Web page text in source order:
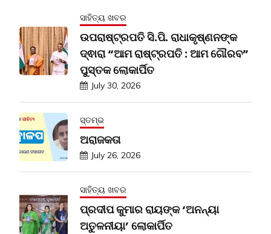
ସାହିତ୍ୟ ଖବର
ଉପରାଷ୍ଟ୍ରପତି ସି.ପି. ରାଧାକୃଷ୍ଣନଙ୍କ
ଦ୍ଵାରା “ଆମ ରାଷ୍ଟ୍ରପତି : ଆମ ଗୌରବ”
ପୁସ୍ତକ ଲୋକାର୍ପିତ
July 30, 2026
ସ୍ତମ୍ଭ
ଅରାଜକତା
July 26, 2026
ସାହିତ୍ୟ ଖବର
ପ୍ରଦୀପ କୁମାର ରାୟଙ୍କ ‘ଅନନ୍ୟା
ଅତୁଳନୀୟା’ ଲୋକାର୍ପିତ